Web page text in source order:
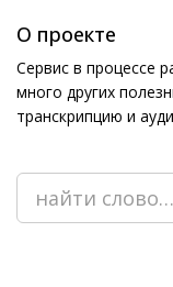
О проекте
Сервис в процессе
много других
транскрипцию и